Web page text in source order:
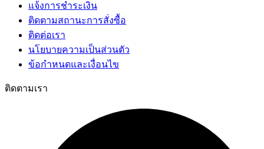
แจ้งการชำระเงิน
ติดตามสถานะการสั่งซื้อ
ติดต่อเรา
นโยบายความเป็นส่วนตัว
ข้อกำหนดและเงื่อนไข
ติดตามเรา